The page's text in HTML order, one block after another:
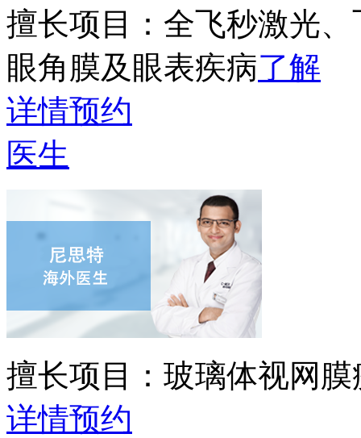
擅长项目： 全飞秒激光
眼角膜及眼表疾病了解
详情预约
医生
擅长项目： 玻璃体视网
详情预约